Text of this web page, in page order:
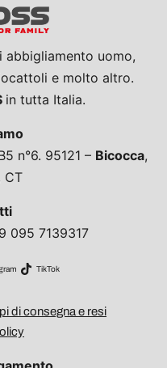
uomo,
e molto altro.
in tutta Italia.
n°6. 95121 – Bicocca,
CT
095 7139317
TikTok
di consegna e resi